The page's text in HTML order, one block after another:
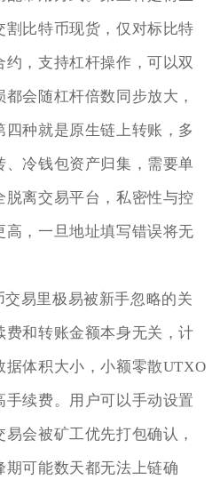
割比特币现货，仅对标比特
，支持杠杆操作，可以双
会随杠杆倍数同步放大，
种就是原生链上转账，多
、冷钱包资产归集，需要单
离交易平台，私密性与控
，一旦地址填写错误将无
易里极易被新手忽略的关
和转账金额本身无关，计
据体积大小，小额零散UTXO
手续费。用户可以手动设置
会被矿工优先打包确认，
可能数天都无法上链确